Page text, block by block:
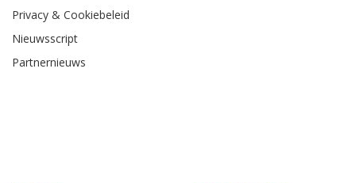
Privacy & Cookiebeleid
Nieuwsscript
Partnernieuws